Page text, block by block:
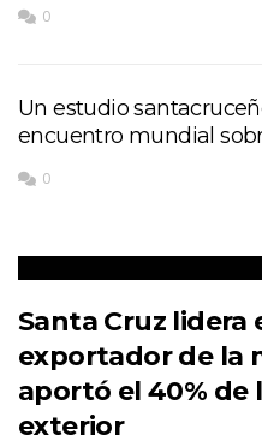
0
Un estudio
encuentro mundial
0
Santa Cruz lidera
exportador de la
aportó el 40% de
exterior